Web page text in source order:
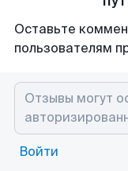
Оставьте
пользователям
Войти